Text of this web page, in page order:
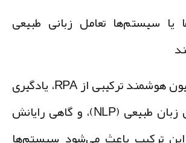
سیستم‌هاتعامل زبانی طبیعی
در واقع، اتوماسیون هوشمند ترکیبی از RPA، یادگیری
ماشین، پردازش زبان طبیعی (NLP)، و گاهی رایانش
باعث می‌شود سیستم‌ها